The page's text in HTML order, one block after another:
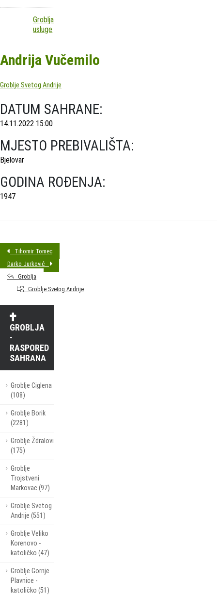
Groblja
usluge
Andrija Vučemilo
Groblje Svetog Andrije
DATUM SAHRANE:
14.11.2022 15:00
MJESTO PREBIVALIŠTA:
Bjelovar
GODINA ROĐENJA:
1947
Tihomir Tomec
Darko Jurković
Groblja
Groblje Svetog Andrije
GROBLJA
-
RASPORED
SAHRANA
Groblje Ciglena
(108)
Groblje Borik
(2281)
Groblje Ždralovi
(175)
Groblje
Trojstveni
Markovac (97)
Groblje Svetog
Andrije (551)
Groblje Veliko
Korenovo -
katoličko (47)
Groblje Gornje
Plavnice -
katoličko (51)